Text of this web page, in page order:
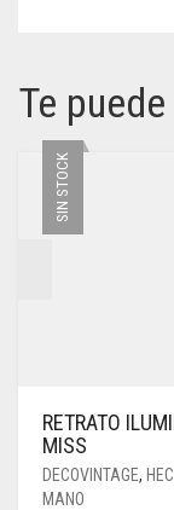
Te
SIN STOCK
RETRATO
MISS
DECOVINTAGE,
MANO